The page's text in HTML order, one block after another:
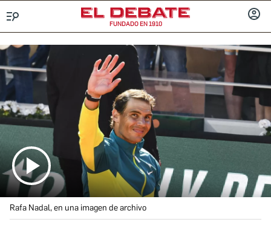
FUNDADO EN 1910
Rafa Nadal, en una imagen de archivo